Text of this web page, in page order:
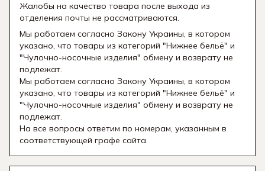
Жалобы на качество товара после выхода из
отделения почты не рассматриваются.
Мы работаем согласно Закону Украины, в котором
указано, что товары из категорий "Нижнее бельё" и
"Чулочно-носочные изделия" обмену и возврату не
подлежат.
Мы работаем согласно Закону Украины, в котором
указано, что товары из категорий "Нижнее бельё" и
"Чулочно-носочные изделия" обмену и возврату не
подлежат.
На все вопросы ответим по номерам, указанным в
соответствующей графе сайта.